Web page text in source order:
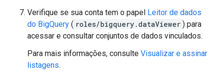
Verifique se sua conta tem o papel Leitor de dados
do BigQuery ( roles/bigquery.dataViewer ) para
acessar e consultar conjuntos de dados vinculados.
Para mais informações, consulte Visualizar e assinar
listagens.